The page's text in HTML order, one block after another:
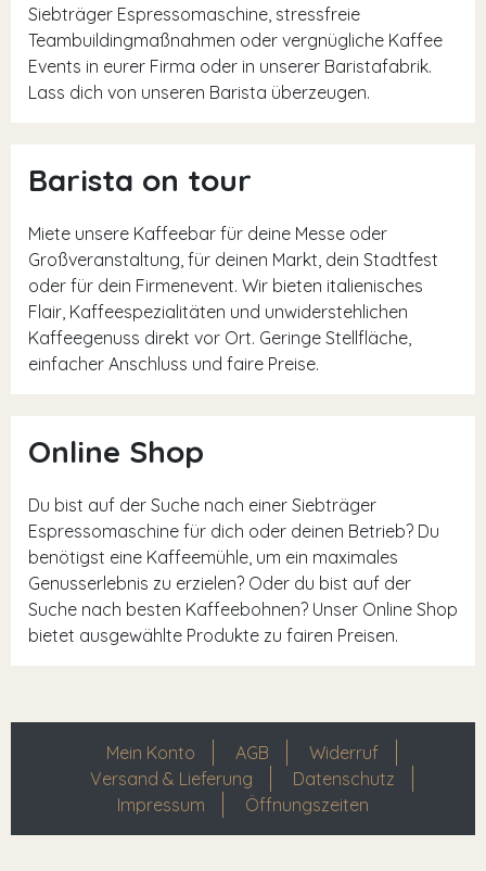
Siebträger Espressomaschine, stressfreie
Teambuildingmaßnahmen oder vergnügliche Kaffee
Events in eurer Firma oder in unserer Baristafabrik.
Lass dich von unseren Barista überzeugen.
Barista on tour
Miete unsere Kaffeebar für deine Messe oder
Großveranstaltung, für deinen Markt, dein Stadtfest
oder für dein Firmenevent. Wir bieten italienisches
Flair, Kaffeespezialitäten und unwiderstehlichen
Kaffeegenuss direkt vor Ort. Geringe Stellfläche,
einfacher Anschluss und faire Preise.
Online Shop
Du bist auf der Suche nach einer Siebträger
Espressomaschine für dich oder deinen Betrieb? Du
benötigst eine Kaffeemühle, um ein maximales
Genusserlebnis zu erzielen? Oder du bist auf der
Suche nach besten Kaffeebohnen? Unser Online Shop
bietet ausgewählte Produkte zu fairen Preisen.
Mein Konto AGB
Widerruf
Versand & Lieferung
Datenschutz
Impressum
Öffnungszeiten